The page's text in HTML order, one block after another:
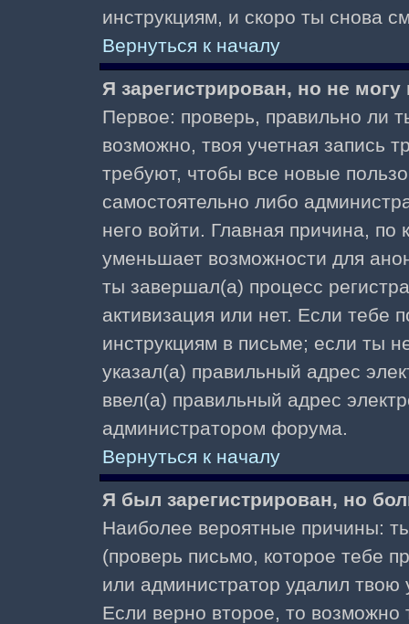
инструкциям, и скоро ты снова
Вернуться к началу
Я зарегистрирован, но не могу
Первое: проверь, правильно ли
возможно, твоя учетная запись
требуют, чтобы все новые
самостоятельно либо
него войти. Главная причина,
уменьшает возможности для
ты завершал(а) процесс
активизация или нет. Если тебе
инструкциям в письме; если ты
указал(а) правильный адрес
ввел(а) правильный адрес
администратором форума.
Вернуться к началу
Я был зарегистрирован, но
Наиболее вероятные причины:
(проверь письмо, которое тебе
или администратор удалил твою
Если верно второе, то